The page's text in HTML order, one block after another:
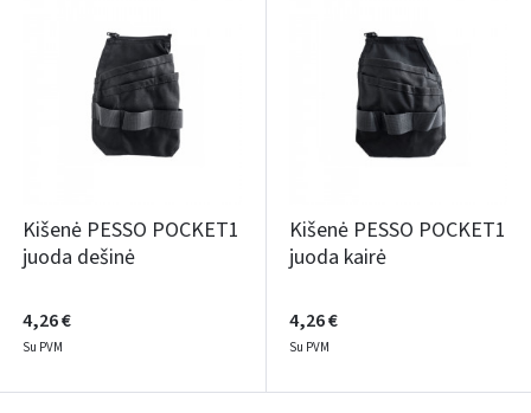
Kišenė PESSO POCKET1
juoda dešinė
4,26 €
Su PVM
Kišenė PESSO POCKET1
juoda kairė
4,26 €
Su PVM